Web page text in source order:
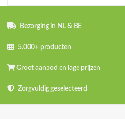
Bezorging in NL & BE
5.000+ producten
Groot aanbod en lage prijzen
Zorgvuldig geselecteerd